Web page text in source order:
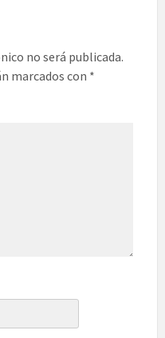
no será publicada.
marcados con *